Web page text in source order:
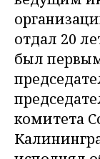
отдал 20
был
комитета